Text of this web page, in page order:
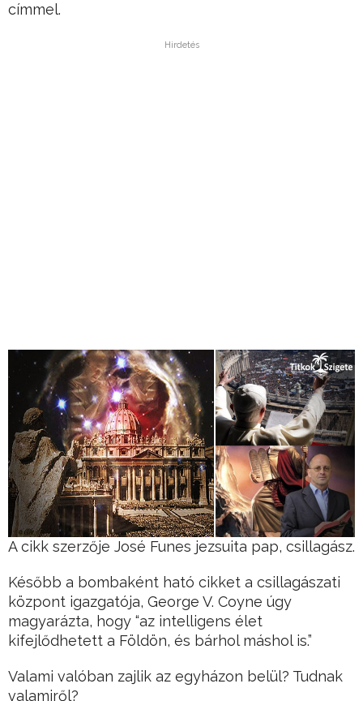
címmel.
Hirdetés
A cikk szerzője José Funes jezsuita pap, csillagász.
Később a bombaként ható cikket a csillagászati
központ igazgatója, George V. Coyne úgy
magyarázta, hogy “az intelligens élet
kifejlődhetett a Földön, és bárhol máshol is.”
Valami valóban zajlik az egyházon belül? Tudnak
valamiről?